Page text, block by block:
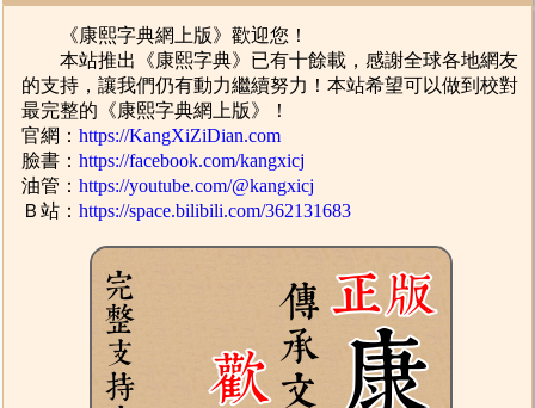
《康熙字典網上版》歡迎您！
本站推出《康熙字典》已有十餘載，感謝全球各地網友
的支持，讓我們仍有動力繼續努力！本站希望可以做到校對
最完整的《康熙字典網上版》！
官網：https://KangXiZiDian.com
臉書：https://facebook.com/kangxicj
油管：https://youtube.com/@kangxicj
Ｂ站：https://space.bilibili.com/362131683